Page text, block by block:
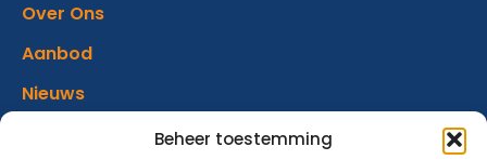
Beheer toestemming
Over Ons
Aanbod
Nieuws